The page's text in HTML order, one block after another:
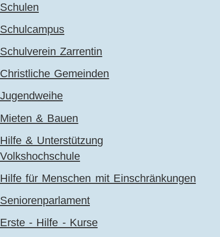
Schulen
Schulcampus
Schulverein Zarrentin
Christliche Gemeinden
Jugendweihe
Mieten & Bauen
Hilfe & Unterstützung
Volkshochschule
Hilfe für Menschen mit Einschränkungen
Seniorenparlament
Erste - Hilfe - Kurse